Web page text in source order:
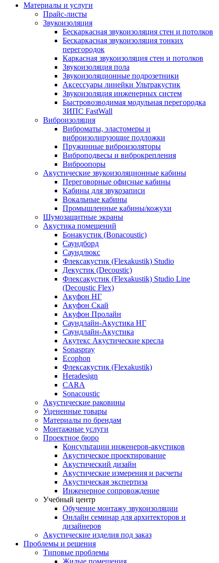
Материалы и услуги
Прайс-листы
Звукоизоляция
Бескаркасная звукоизоляция стен и потолков
Бескаркасная звукоизоляция тонких
перегородок
Каркасная звукоизоляция стен и потолков
Звукоизоляция пола
Звукоизоляционные подрозетники
Аксессуары линейки Ультракустик
Звукоизоляция инженерных систем
Быстровозводимая модульная перегородка
ЗИПС FastWall
Виброизоляция
Виброматы, эластомеры и
виброизолирующие подложки
Пружинные виброизоляторы
Виброподвесы и виброкрепления
Виброопоры
Акустические звукоизоляционные кабины
Переговорные офисные кабины
Кабины для звукозаписи
Вокальные кабины
Промышленные кабины/кожухи
Шумозащитные экраны
Акустика помещений
Бонакустик (Bonacoustic)
Саундборд
Саундлюкс
Флексакустик (Flexakustik) Studio
Декустик (Decoustic)
Флексакустик (Flexakustik) Studio Line
(Decoustic Flex)
Акуфон НГ
Акуфон Скай
Акуфон Пролайн
Саундлайн-Акустика НГ
Саундлайн-Акустика
Акутекс Акустические кресла
Sonaspray
Ecophon
Флексакустик (Flexakustik)
Heradesign
CARA
Sonacoustic
Акустические раковины
Уцененные товары
Материалы по брендам
Монтажные услуги
Проектное бюро
Консультации инженеров-акустиков
Акустическое проектирование
Акустический дизайн
Акустические измерения и расчеты
Акустическая экспертиза
Инженерное сопровождение
Учебный центр
Обучение монтажу звукоизоляции
Онлайн семинар для архитекторов и
дизайнеров
Акустические изделия под заказ
Проблемы и решения
Типовые проблемы
Жилые помещения